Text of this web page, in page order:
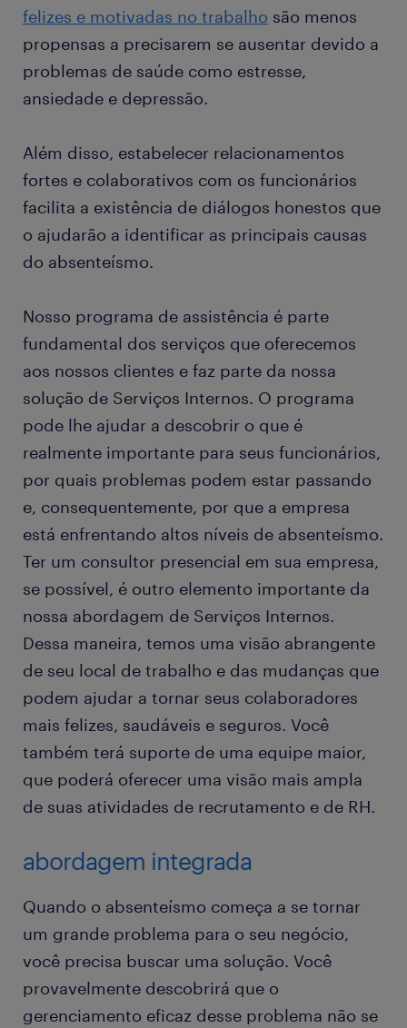
felizes e motivadas no trabalho são menos
propensas a precisarem se ausentar devido a
problemas de saúde como estresse,
ansiedade e depressão.
Além disso, estabelecer relacionamentos
fortes e colaborativos com os funcionários
facilita a existência de diálogos honestos que
o ajudarão a identificar as principais causas
do absenteísmo.
Nosso programa de assistência é parte
fundamental dos serviços que oferecemos
aos nossos clientes e faz parte da nossa
solução de Serviços Internos. O programa
pode lhe ajudar a descobrir o que é
realmente importante para seus funcionários,
por quais problemas podem estar passando
e, consequentemente, por que a empresa
está enfrentando altos níveis de absenteísmo.
Ter um consultor presencial em sua empresa,
se possível, é outro elemento importante da
nossa abordagem de Serviços Internos.
Dessa maneira, temos uma visão abrangente
de seu local de trabalho e das mudanças que
podem ajudar a tornar seus colaboradores
mais felizes, saudáveis e seguros. Você
também terá suporte de uma equipe maior,
que poderá oferecer uma visão mais ampla
de suas atividades de recrutamento e de RH.
abordagem integrada
Quando o absenteísmo começa a se tornar
um grande problema para o seu negócio,
você precisa buscar uma solução. Você
provavelmente descobrirá que o
gerenciamento eficaz desse problema não se